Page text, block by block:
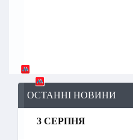
ОСТАННІ НОВИНИ
3 СЕРПНЯ